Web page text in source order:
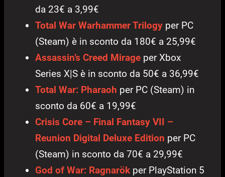
da 23€ a 3,99€
Total War Warhammer Trilogy per PC
(Steam) è in sconto da 180€ a 25,99€
Assassin’s Creed Mirage per Xbox
Series X|S è in sconto da 50€ a 36,99€
Total War: Pharaoh per PC (Steam) in
sconto da 60€ a 19,99€
Crisis Core – Final Fantasy VII –
Reunion Digital Deluxe Edition per PC
(Steam) in sconto da 70€ a 29,99€
God of War: Ragnarök per PlayStation 5